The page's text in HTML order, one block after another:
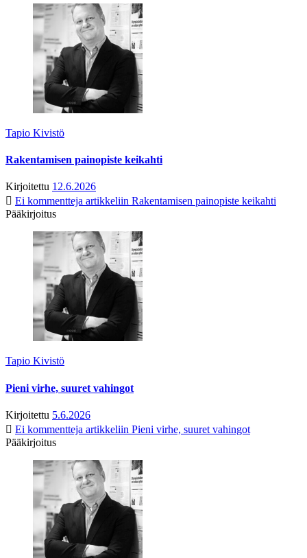
Tapio Kivistö
Rakentamisen painopiste keikahti
Kirjoitettu 12.6.2026
Ei kommentteja artikkeliin Rakentamisen painopiste keikahti
Pääkirjoitus
Tapio Kivistö
Pieni virhe, suuret vahingot
Kirjoitettu 5.6.2026
Ei kommentteja artikkeliin Pieni virhe, suuret vahingot
Pääkirjoitus